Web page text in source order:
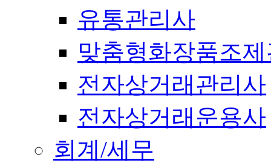
유통관리사
맞춤형화장품조
전자상거래관리사
전자상거래운용사
회계/세무